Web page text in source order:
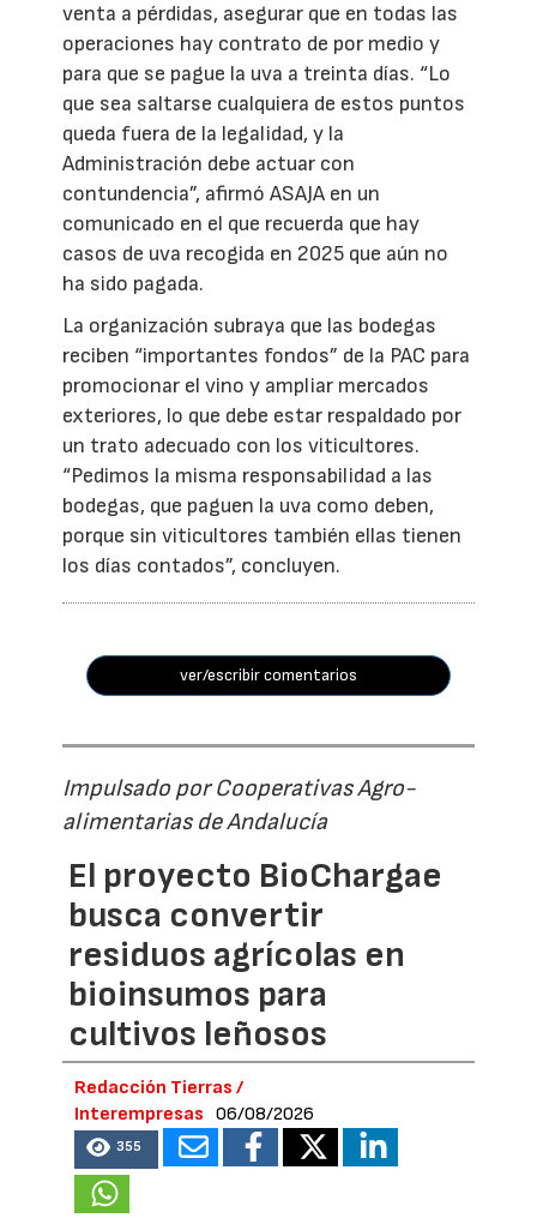
venta a pérdidas, asegurar que en todas las
operaciones hay contrato de por medio y
para que se pague la uva a treinta días. “Lo
que sea saltarse cualquiera de estos puntos
queda fuera de la legalidad, y la
Administración debe actuar con
contundencia”, afirmó ASAJA en un
comunicado en el que recuerda que hay
casos de uva recogida en 2025 que aún no
ha sido pagada.
La organización subraya que las bodegas
reciben “importantes fondos” de la PAC para
promocionar el vino y ampliar mercados
exteriores, lo que debe estar respaldado por
un trato adecuado con los viticultores.
“Pedimos la misma responsabilidad a las
bodegas, que paguen la uva como deben,
porque sin viticultores también ellas tienen
los días contados”, concluyen.
ver/escribir comentarios
Impulsado por Cooperativas Agro-
alimentarias de Andalucía
El proyecto BioChargae
busca convertir
residuos agrícolas en
bioinsumos para
cultivos leñosos
Redacción Tierras /
Interempresas
06/08/2026
355